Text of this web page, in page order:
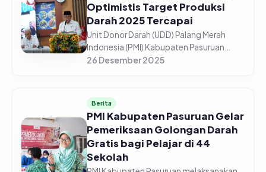
Optimistis Target Produksi
Darah 2025 Tercapai
Unit Donor Darah (UDD) Palang Merah
Indonesia (PMI) Kabupaten Pasuruan
optimistis target produksi darah tahun
dar...
26 Desember 2025
Berita
PMI Kabupaten Pasuruan Gelar
Pemeriksaan Golongan Darah
Gratis bagi Pelajar di 44
Sekolah